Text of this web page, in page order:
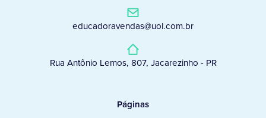
educadoravendas@uol.com.br
Rua Antônio Lemos, 807, Jacarezinho - PR
Páginas